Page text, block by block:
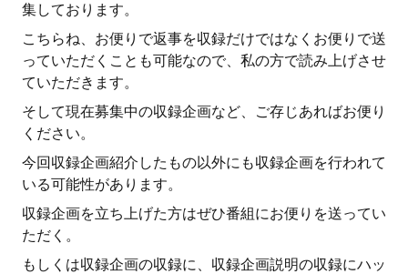
集しております。
こちらね、お便りで返事を収録だけではなくお便りで送
っていただくことも可能なので、私の方で読み上げさせ
ていただきます。
そして現在募集中の収録企画など、ご存じあればお便り
ください。
今回収録企画紹介したもの以外にも収録企画を行われて
いる可能性があります。
収録企画を立ち上げた方はぜひ番組にお便りを送ってい
ただく。
もしくは収録企画の収録に、収録企画説明の収録にハッ